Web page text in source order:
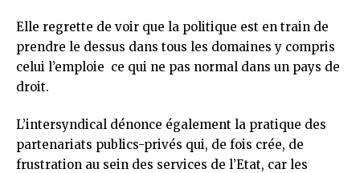
Elle regrette de voir que la politique est en train de
prendre le dessus dans tous les domaines y compris
celui l’emploie ce qui ne pas normal dans un pays de
droit.
L’intersyndical dénonce également la pratique des
partenariats publics-privés qui, de fois crée, de
frustration au sein des services de l’Etat, car les